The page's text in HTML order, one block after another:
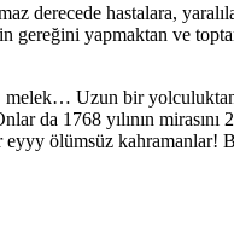
derecede hastalara,
gereğini yapmaktan ve
Uzun bir yolculuktan,
da 1768 yılının mirasını
eyyy ölümsüz kahramanlar!